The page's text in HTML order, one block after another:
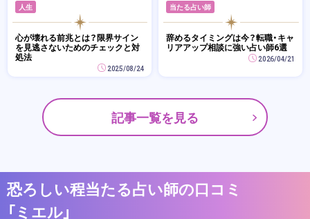
人生
心が壊れる前兆とは？限界サイン
を見逃さないためのチェックと対
処法
2025/08/24
当たる占い師
辞めるタイミングは今？転職・キャ
リアアップ相談に強い占い師6選
2026/04/21
記事一覧を見る
恐ろしい程当たる占い師の口コミ
「ミエル」